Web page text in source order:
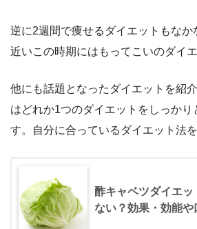
逆に2週間で痩せるダイエットもなか
近いこの時期にはもってこいのダイ
他にも話題となったダイエットを紹
はどれか1つのダイエットをしっかり
す。自分に合っているダイエット法
酢キャベツダイエ
ない？効果・効能や